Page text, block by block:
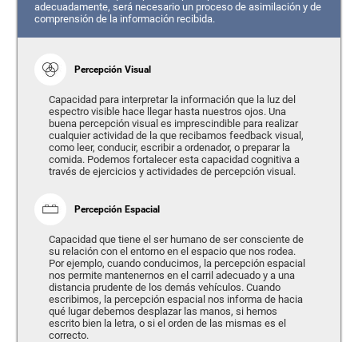
adecuadamente, será necesario un proceso de asimilación y de
comprensión de la información recibida.
Percepción Visual
Capacidad para interpretar la información que la luz del
espectro visible hace llegar hasta nuestros ojos. Una
buena percepción visual es imprescindible para realizar
cualquier actividad de la que recibamos feedback visual,
como leer, conducir, escribir a ordenador, o preparar la
comida. Podemos fortalecer esta capacidad cognitiva a
través de ejercicios y actividades de percepción visual.
Percepción Espacial
Capacidad que tiene el ser humano de ser consciente de
su relación con el entorno en el espacio que nos rodea.
Por ejemplo, cuando conducimos, la percepción espacial
nos permite mantenernos en el carril adecuado y a una
distancia prudente de los demás vehículos. Cuando
escribimos, la percepción espacial nos informa de hacia
qué lugar debemos desplazar las manos, si hemos
escrito bien la letra, o si el orden de las mismas es el
correcto.